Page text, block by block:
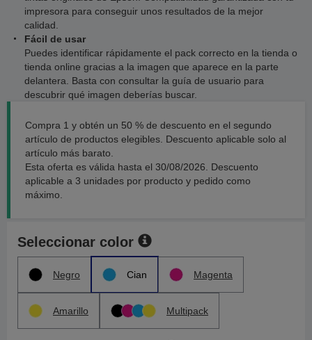
impresora para conseguir unos resultados de la mejor
calidad.
Fácil de usar
Puedes identificar rápidamente el pack correcto en la tienda o
tienda online gracias a la imagen que aparece en la parte
delantera. Basta con consultar la guía de usuario para
descubrir qué imagen deberías buscar.
Compra 1 y obtén un 50 % de descuento en el segundo
artículo de productos elegibles. Descuento aplicable solo al
artículo más barato.
Esta oferta es válida hasta el 30/08/2026. Descuento
aplicable a 3 unidades por producto y pedido como
máximo.
Seleccionar color
Negro Cian Magenta
Amarillo Multipack